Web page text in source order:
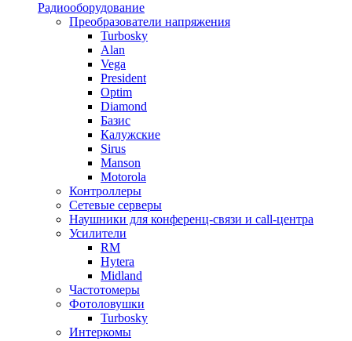
Радиооборудование
Преобразователи напряжения
Turbosky
Alan
Vega
President
Optim
Diamond
Базис
Калужские
Sirus
Manson
Motorola
Контроллеры
Сетевые серверы
Наушники для конференц-связи и call-центра
Усилители
RM
Hytera
Midland
Частотомеры
Фотоловушки
Turbosky
Интеркомы